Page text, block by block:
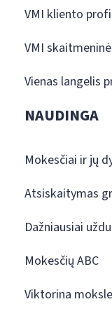
VMI kliento
VMI
Vienas langelis
NAUDINGA
Mokesčiai ir jų
Atsiskaitymas
Dažniausiai
Mokesčių ABC
Viktorina